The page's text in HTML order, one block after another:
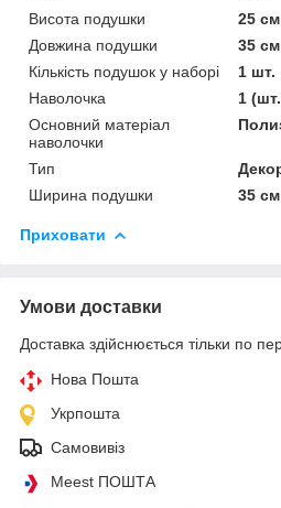
Висота подушки
25 см
Довжина подушки
35 см
Кількість подушок у наборі
1 шт.
Наволочка
1
Основний матеріал
наволочки
Тип
Ширина подушки
35 см
Приховати
Умови доставки
Доставка здійснюється тільки по
Нова Пошта
Укрпошта
Самовивіз
Meest ПОШТА